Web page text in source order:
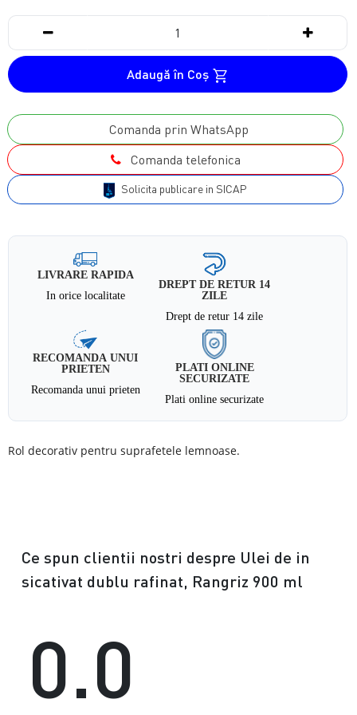
Adaugă în Coş
Comanda prin WhatsApp
Comanda telefonica
Solicita publicare in SICAP
LIVRARE RAPIDA
In orice localitate
DREPT DE RETUR 14
ZILE
Drept de retur 14 zile
RECOMANDA UNUI
PRIETEN
Recomanda unui prieten
PLATI ONLINE
SECURIZATE
Plati online securizate
Rol decorativ pentru suprafetele lemnoase.
Ce spun clientii nostri despre Ulei de in
sicativat dublu rafinat, Rangriz 900 ml
0.0